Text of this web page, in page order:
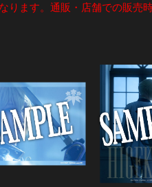
ります。通販・店舗での販売